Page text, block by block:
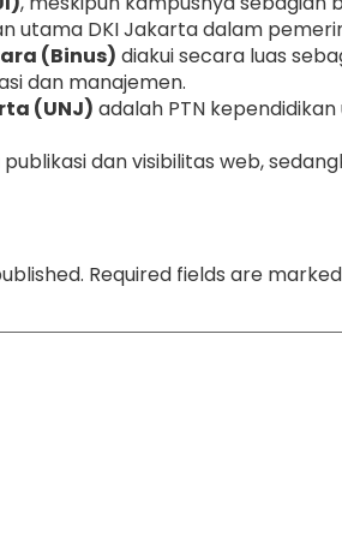
utama DKI Jakarta dalam
(Binus) diakui secara luas
dan manajemen.
(UNJ) adalah PTN
dan visibilitas web,
Required fields are marked